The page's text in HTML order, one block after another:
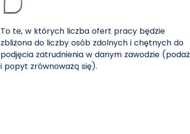
To te, w których liczba ofert pracy będzie
zbliżona do liczby osób zdolnych i chętnych do
podjęcia zatrudnienia w danym zawodzie (podaż
i popyt zrównoważą się).